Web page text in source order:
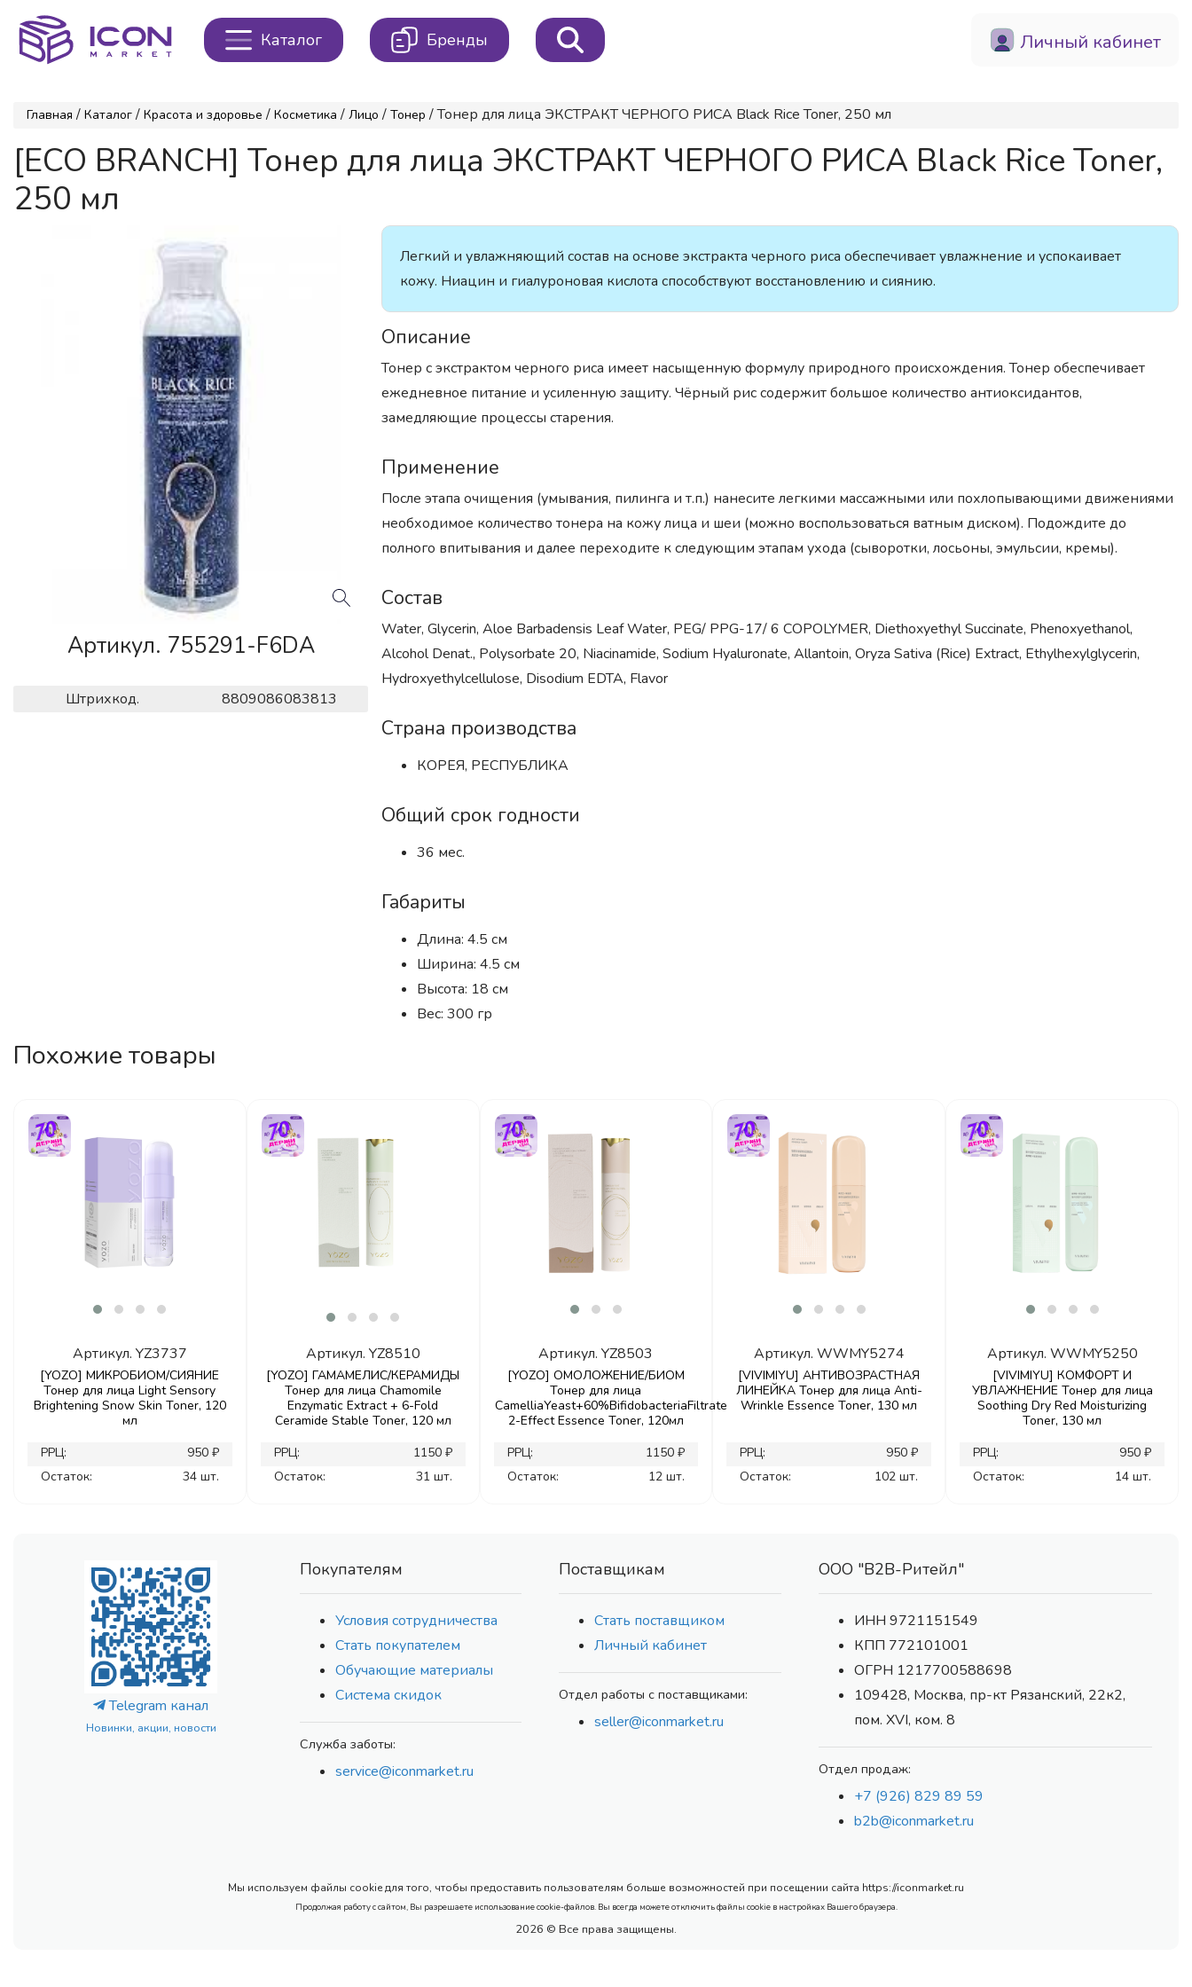
Каталог Бренды Личный кабинет
Главная / Каталог / Красота и здоровье / Косметика / Лицо / Тонер / Тонер для лица ЭКСТРАКТ ЧЕРНОГО РИСА Black Rice Toner, 250 мл
[ECO BRANCH] Тонер для лица ЭКСТРАКТ ЧЕРНОГО РИСА Black Rice Toner,
250 мл
Артикул. 755291-F6DA
Штрихкод. 8809086083813
Легкий и увлажняющий состав на основе экстракта черного риса обеспечивает увлажнение и успокаивает
кожу. Ниацин и гиалуроновая кислота способствуют восстановлению и сиянию.
Описание
Тонер с экстрактом черного риса имеет насыщенную формулу природного происхождения. Тонер обеспечивает
ежедневное питание и усиленную защиту. Чёрный рис содержит большое количество антиоксидантов,
замедляющие процессы старения.
Применение
После этапа очищения (умывания, пилинга и т.п.) нанесите легкими массажными или похлопывающими движениями
необходимое количество тонера на кожу лица и шеи (можно воспользоваться ватным диском). Подождите до
полного впитывания и далее переходите к следующим этапам ухода (сыворотки, лосьоны, эмульсии, кремы).
Состав
Water, Glycerin, Aloe Barbadensis Leaf Water, PEG/ PPG-17/ 6 COPOLYMER, Diethoxyethyl Succinate, Phenoxyethanol,
Alcohol Denat., Polysorbate 20, Niacinamide, Sodium Hyaluronate, Allantoin, Oryza Sativa (Rice) Extract, Ethylhexylglycerin,
Hydroxyethylcellulose, Disodium EDTA, Flavor
Страна производства
КОРЕЯ, РЕСПУБЛИКА
Общий срок годности
36 мес.
Габариты
Длина: 4.5 см
Ширина: 4.5 см
Высота: 18 см
Вес: 300 гр
Похожие товары
Артикул. YZ3737
[YOZO] МИКРОБИОМ/СИЯНИЕ
Тонер для лица Light Sensory
Brightening Snow Skin Toner, 120
мл
РРЦ:
950 ₽
Остаток:
34 шт.
Артикул. YZ8510
[YOZO] ГАМАМЕЛИС/КЕРАМИДЫ
Тонер для лица Chamomile
Enzymatic Extract + 6-Fold
Ceramide Stable Toner, 120 мл
РРЦ:
1150 ₽
Остаток:
31 шт.
Артикул.YZ8503
[YOZO] ОМОЛОЖЕНИЕ/БИОМ
Тонер для лица
CamelliaYeast+60%BifidobacteriaFiltrate
2-Effect Essence Toner, 120мл
РРЦ:
1150 ₽
Остаток:
12 шт.
Артикул. WWMY5274
[VIVIMIYU] АНТИВОЗРАСТНАЯ
ЛИНЕЙКА Тонер для лица Anti-
Wrinkle Essence Toner, 130 мл
РРЦ:
950 ₽
Остаток:
102 шт.
Артикул. WWMY5250
[VIVIMIYU] КОМФОРТ И
УВЛАЖНЕНИЕ Тонер для лица
Soothing Dry Red Moisturizing
Toner, 130 мл
РРЦ:
950 ₽
Остаток:
14 шт.
Telegram канал
Новинки, акции, новости
Покупателям
Условия сотрудничества
Стать покупателем
Обучающие материалы
Система скидок
Служба заботы:
service@iconmarket.ru
Поставщикам
Стать поставщиком
Личный кабинет
Отдел работы с поставщиками:
seller@iconmarket.ru
ООО "В2В-Ритейл"
ИНН 9721151549
КПП 772101001
ОГРН 1217700588698
109428, Москва, пр-кт Рязанский, 22к2,
пом. XVI, ком. 8
Отдел продаж:
+7 (926) 829 89 59
b2b@iconmarket.ru
Мы используем файлы cookie для того, чтобы предоставить пользователям больше возможностей при посещении сайта https://iconmarket.ru
Продолжая работу с сайтом, Вы разрешаете использование cookie-файлов. Вы всегда можете отключить файлы cookie в настройках Вашего браузера.
2026 © Все права защищены.